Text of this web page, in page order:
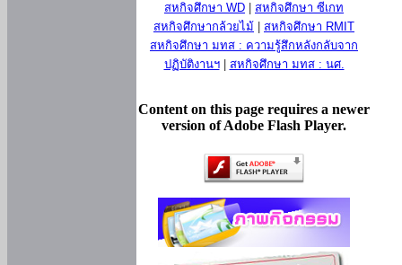
สหกิจศึกษา WD
สหกิจศึกษา ซีเกท
สหกิจศึกษากล้วยไม้
สหกิจศึกษา RMIT
สหกิจศึกษา มทส : ความรู้สึกหลังกลับจาก
ปฏิบัติงานฯ| สหกิจศึกษา มทส : นศ.
Content on this page requires a newer
version of Adobe Flash Player.